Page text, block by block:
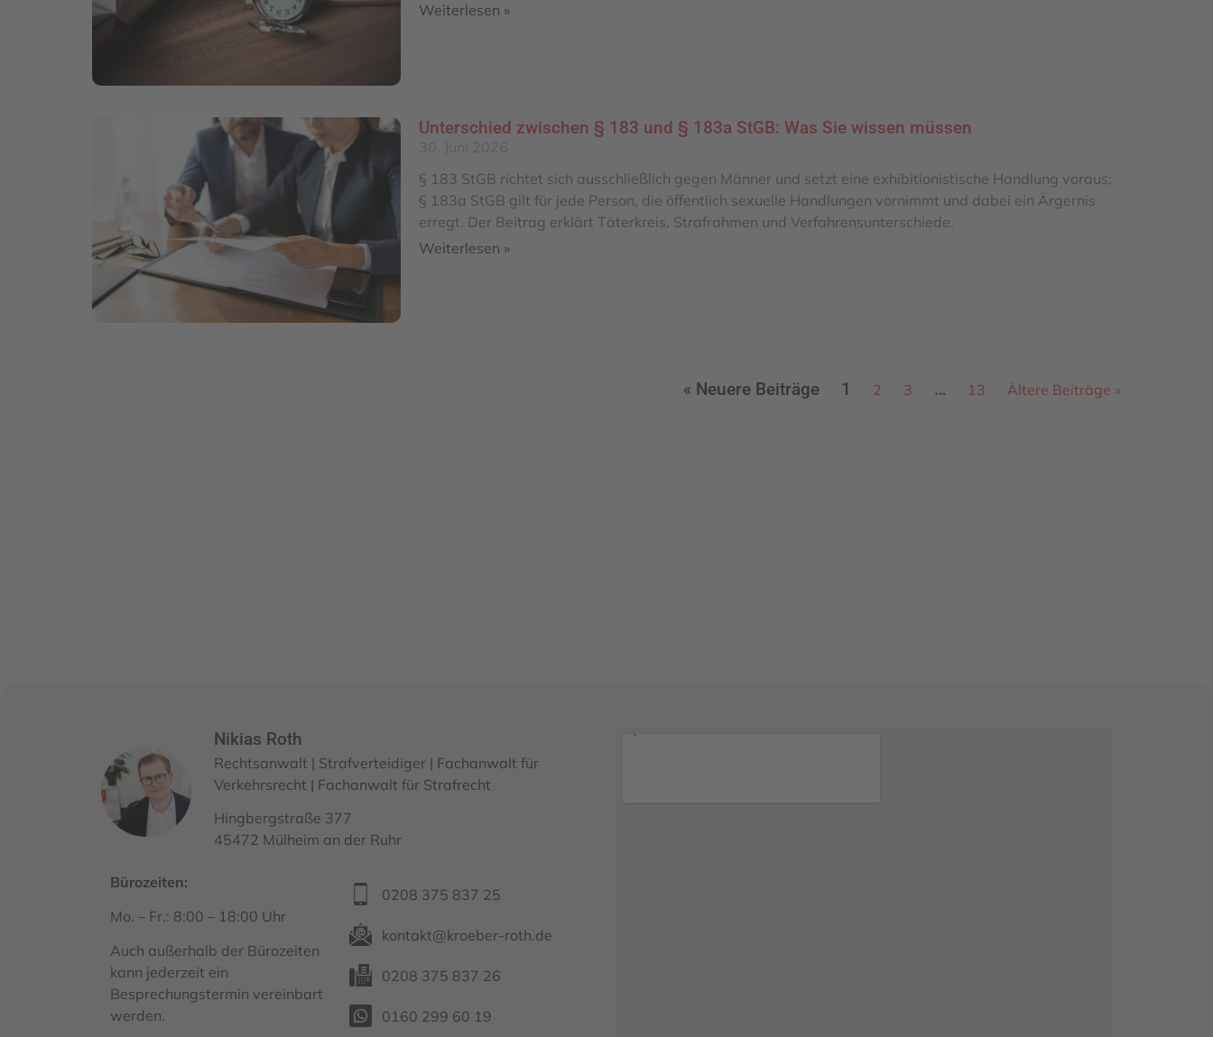
Weiterlesen »
Unterschied zwischen § 183 und § 183a StGB: Was Sie wissen müssen
§ 183 StGB richtet sich ausschließlich gegen Männer und setzt eine exhibitionistische Handlung voraus;
§ 183a StGB gilt für jede Person, die öffentlich sexuelle Handlungen vornimmt und dabei ein Ärgernis
erregt. Der Beitrag erklärt Täterkreis, Strafrahmen und Verfahrensunterschiede.
Weiterlesen »
« Neuere Beiträge 1 2 3 … 13 Ältere Beiträge »
Nikias Roth
Rechtsanwalt | Strafverteidiger | Fachanwalt für
Verkehrsrecht | Fachanwalt für Strafrecht
Hingbergstraße 377
45472 Mülheim an der Ruhr
Bürozeiten:
Mo. – Fr.: 8:00 – 18:00 Uhr
Auch außerhalb der Bürozeiten
kann jederzeit ein
Besprechungstermin vereinbart
werden.
0208 375 837 25
kontakt@kroeber-roth.de
0208 375 837 26
0160 299 60 19